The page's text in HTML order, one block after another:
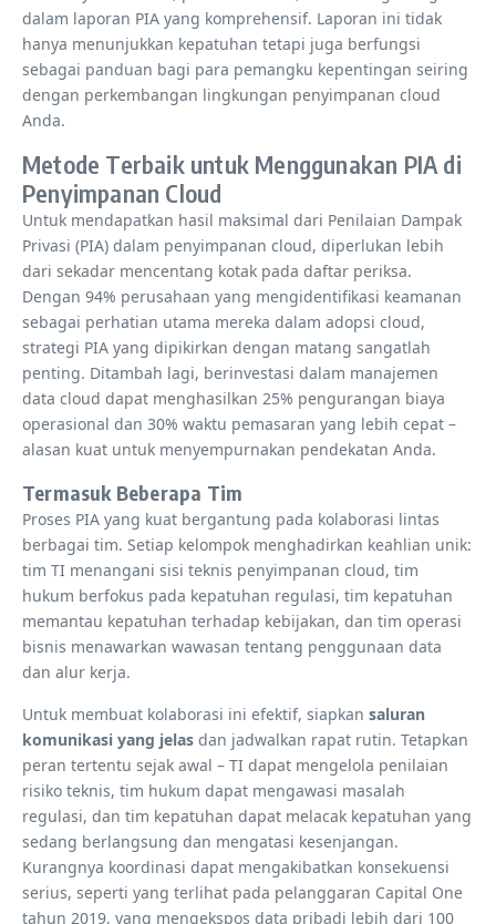
dalam laporan PIA yang komprehensif. Laporan ini tidak
hanya menunjukkan kepatuhan tetapi juga berfungsi
sebagai panduan bagi para pemangku kepentingan seiring
dengan perkembangan lingkungan penyimpanan cloud
Anda.
Metode Terbaik untuk Menggunakan PIA di
Penyimpanan Cloud
Untuk mendapatkan hasil maksimal dari Penilaian Dampak
Privasi (PIA) dalam penyimpanan cloud, diperlukan lebih
dari sekadar mencentang kotak pada daftar periksa.
Dengan 94% perusahaan yang mengidentifikasi keamanan
sebagai perhatian utama mereka dalam adopsi cloud,
strategi PIA yang dipikirkan dengan matang sangatlah
penting. Ditambah lagi, berinvestasi dalam manajemen
data cloud dapat menghasilkan 25% pengurangan biaya
operasional dan 30% waktu pemasaran yang lebih cepat –
alasan kuat untuk menyempurnakan pendekatan Anda.
Termasuk Beberapa Tim
Proses PIA yang kuat bergantung pada kolaborasi lintas
berbagai tim. Setiap kelompok menghadirkan keahlian unik:
tim TI menangani sisi teknis penyimpanan cloud, tim
hukum berfokus pada kepatuhan regulasi, tim kepatuhan
memantau kepatuhan terhadap kebijakan, dan tim operasi
bisnis menawarkan wawasan tentang penggunaan data
dan alur kerja.
Untuk membuat kolaborasi ini efektif, siapkan saluran
komunikasi yang jelas dan jadwalkan rapat rutin. Tetapkan
peran tertentu sejak awal – TI dapat mengelola penilaian
risiko teknis, tim hukum dapat mengawasi masalah
regulasi, dan tim kepatuhan dapat melacak kepatuhan yang
sedang berlangsung dan mengatasi kesenjangan.
Kurangnya koordinasi dapat mengakibatkan konsekuensi
serius, seperti yang terlihat pada pelanggaran Capital One
tahun 2019, yang mengekspos data pribadi lebih dari 100